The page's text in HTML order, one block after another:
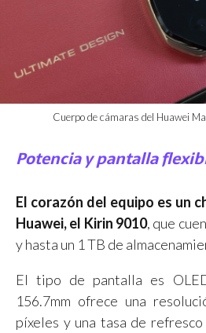
Cuerpo de cámaras del Huawei
Potencia y pantalla
El corazón del equipo es un
Huawei, el Kirin 9010, que
y hasta un 1 TB de
El tipo de pantalla es
156.7mm ofrece una
píxeles y una tasa de